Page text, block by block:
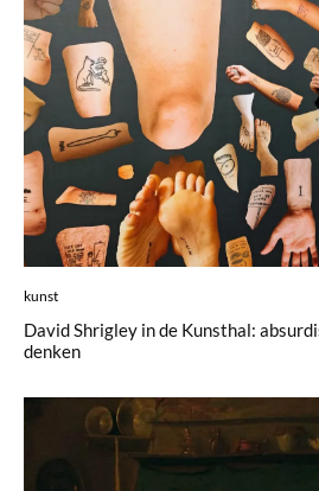
kunst
David Shrigley in de Kunsthal:
denken